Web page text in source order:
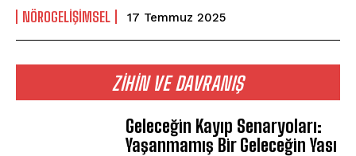
NÖROGELIŞIMSEL 17 Temmuz 2025
ZIHIN VE DAVRANIŞ
Geleceğin Kayıp Senaryoları:
Yaşanmamış Bir Geleceğin Yası